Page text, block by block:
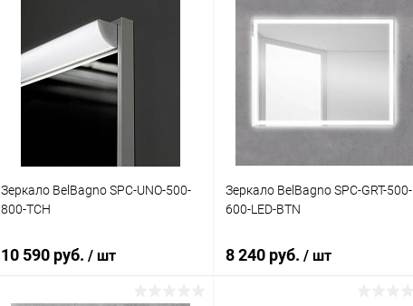
Купить в 1 клик
В избранное
В корзину
Купить в 1 клик
Зеркало BelBagno SPC-UNO-500-
800-TCH
10 590 руб. / шт
Зеркало BelBagno SPC-GRT-500-
600-LED-BTN
8 240 руб. / шт